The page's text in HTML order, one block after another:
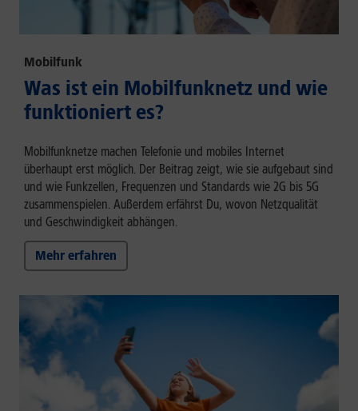
Mobilfunk
Was ist ein Mobilfunknetz und wie
funktioniert es?
Mobilfunknetze machen Telefonie und mobiles Internet
überhaupt erst möglich. Der Beitrag zeigt, wie sie aufgebaut sind
und wie Funkzellen, Frequenzen und Standards wie 2G bis 5G
zusammenspielen. Außerdem erfährst Du, wovon Netzqualität
und Geschwindigkeit abhängen.
Mehr erfahren